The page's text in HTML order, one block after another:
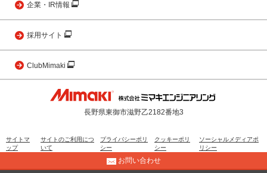
企業・IR情報
採用サイト
ClubMimaki
長野県東御市滋野乙2182番地3
サイトマ
ップ
サイトのご利用につ
いて
プライバシーポリ
シー
クッキーポリ
シー
ソーシャルメディアポ
リシー
お問い合わせ